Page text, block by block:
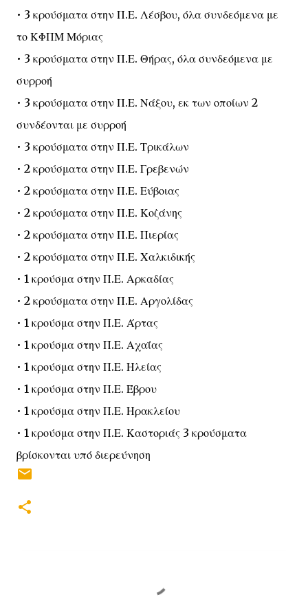
• 3 κρούσματα στην Π.Ε. Λέσβου, όλα συνδεόμενα με
το ΚΦΠΜ Μόριας
• 3 κρούσματα στην Π.Ε. Θήρας, όλα συνδεόμενα με
συρροή
• 3 κρούσματα στην Π.Ε. Νάξου, εκ των οποίων 2
συνδέονται με συρροή
• 3 κρούσματα στην Π.Ε. Τρικάλων
• 2 κρούσματα στην Π.Ε. Γρεβενών
• 2 κρούσματα στην Π.Ε. Εύβοιας
• 2 κρούσματα στην Π.Ε. Κοζάνης
• 2 κρούσματα στην Π.Ε. Πιερίας
• 2 κρούσματα στην Π.Ε. Χαλκιδικής
• 1 κρούσμα στην Π.Ε. Αρκαδίας
• 2 κρούσματα στην Π.Ε. Αργολίδας
• 1 κρούσμα στην Π.Ε. Άρτας
• 1 κρούσμα στην Π.Ε. Αχαΐας
• 1 κρούσμα στην Π.Ε. Ηλείας
• 1 κρούσμα στην Π.Ε. Έβρου
• 1 κρούσμα στην Π.Ε. Ηρακλείου
• 1 κρούσμα στην Π.Ε. Καστοριάς 3 κρούσματα
βρίσκονται υπό διερεύνηση